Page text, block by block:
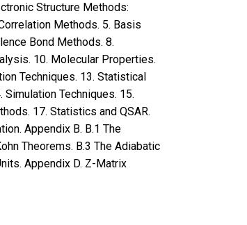
Structure Methods:
Methods. 5. Basis
Bond Methods. 8.
10. Molecular Properties.
Techniques. 13. Statistical
Simulation Techniques. 15.
17. Statistics and QSAR.
Appendix B. B.1 The
Theorems. B.3 The Adiabatic
Appendix D. Z-Matrix